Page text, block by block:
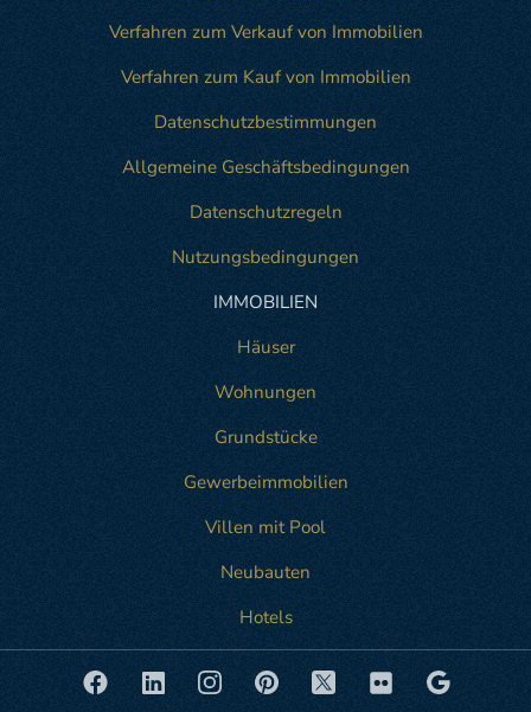
Verfahren zum Verkauf von Immobilien
Verfahren zum Kauf von Immobilien
Datenschutzbestimmungen
Allgemeine Geschäftsbedingungen
Datenschutzregeln
Nutzungsbedingungen
IMMOBILIEN
Häuser
Wohnungen
Grundstücke
Gewerbeimmobilien
Villen mit Pool
Neubauten
Hotels